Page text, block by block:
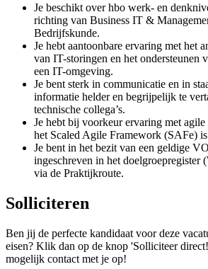
Je beschikt over hbo werk- en
richting van Business IT &
Bedrijfskunde.
Je hebt aantoonbare ervaring met het
van IT-storingen en het ondersteunen
een IT-omgeving.
Je bent sterk in communicatie en in
informatie helder en begrijpelijk te
technische collega’s.
Je hebt bij voorkeur ervaring met
het Scaled Agile Framework (SAFe) is
Je bent in het bezit van een geldige
ingeschreven in het doelgroepregister
via de Praktijkroute.
Solliciteren
Ben jij de perfecte kandidaat voor deze
eisen? Klik dan op de knop 'Solliciteer
mogelijk contact met je op!